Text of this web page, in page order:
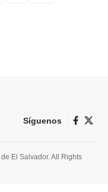
Síguenos
El Salvador. All Rights